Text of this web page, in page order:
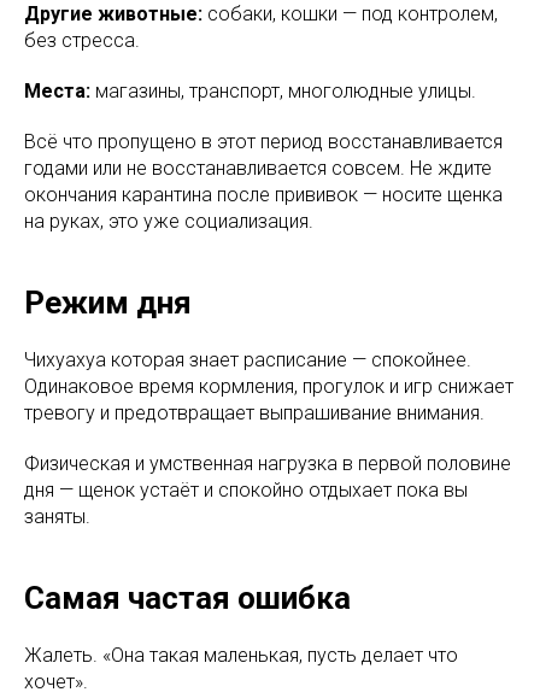
Другие животные: собаки, кошки — под контролем,
без стресса.
Места: магазины, транспорт, многолюдные улицы.
Всё что пропущено в этот период восстанавливается
годами или не восстанавливается совсем. Не ждите
окончания карантина после прививок — носите щенка
на руках, это уже социализация.
Режим дня
Чихуахуа которая знает расписание — спокойнее.
Одинаковое время кормления, прогулок и игр снижает
тревогу и предотвращает выпрашивание внимания.
Физическая и умственная нагрузка в первой половине
дня — щенок устаёт и спокойно отдыхает пока вы
заняты.
Самая частая ошибка
Жалеть. «Она такая маленькая, пусть делает что
хочет».